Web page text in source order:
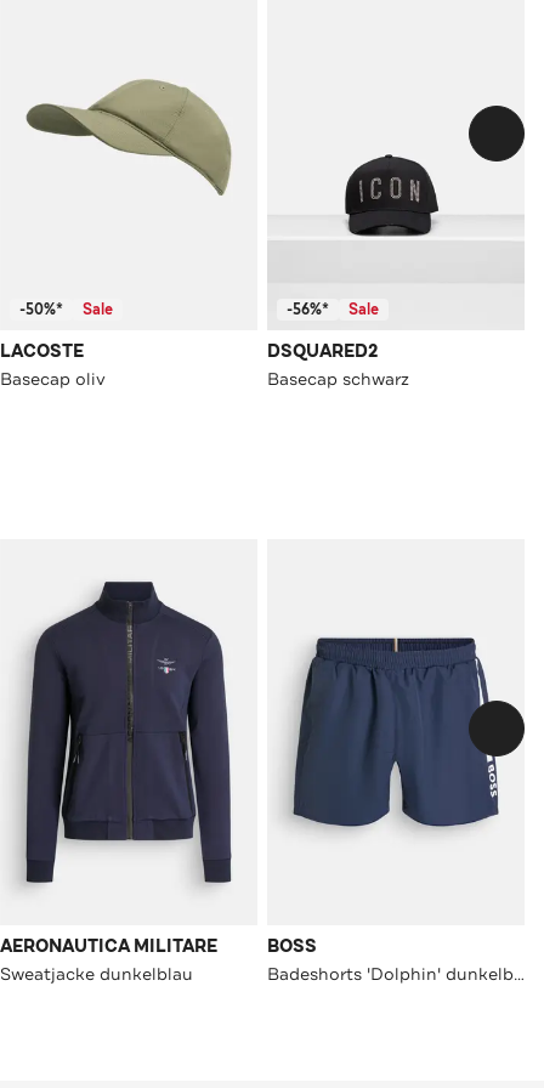
-50%* Sale
LACOSTE
Basecap oliv
-56%* Sale
DSQUARED2
Basecap schwarz
AERONAUTICA MILITARE
Sweatjacke dunkelblau
BOSS
Badeshorts 'Dolphin' dunkelblau